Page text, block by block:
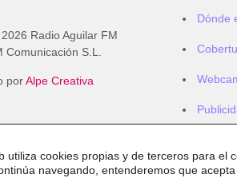
Radio Aguilar FM
Comunicación S.L.
porAlpe Creativa
Dónde
utiliza cookies propias y de terceros para
navegando, entenderemos que